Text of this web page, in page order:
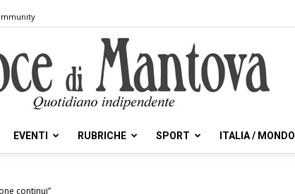
EVENTI RUBRICHE SPORT ITALIA / MONDO
continui”